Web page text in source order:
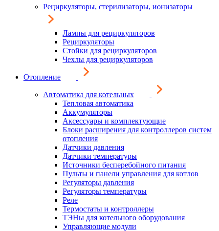
Рециркуляторы, стерилизаторы, ионизаторы
Лампы для рециркуляторов
Рециркуляторы
Стойки для рециркуляторов
Чехлы для рециркуляторов
Отопление
Автоматика для котельных
Тепловая автоматика
Аккумуляторы
Аксессуары и комплектующие
Блоки расширения для контроллеров систем
отопления
Датчики давления
Датчики температуры
Источники бесперебойного питания
Пульты и панели управления для котлов
Регуляторы давления
Регуляторы температуры
Реле
Термостаты и контроллеры
ТЭНы для котельного оборудования
Управляющие модули